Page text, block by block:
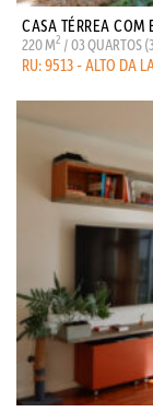
CASA TÉRREA COM
220 M2 / 03 QUARTOS
RU: 9513 - ALTO DA